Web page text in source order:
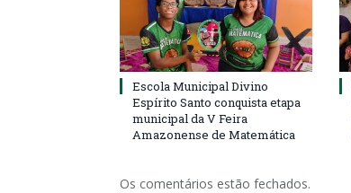
Escola Municipal Divino
Espírito Santo conquista etapa
municipal da V Feira
Amazonense de Matemática
Os comentários estão fechados.